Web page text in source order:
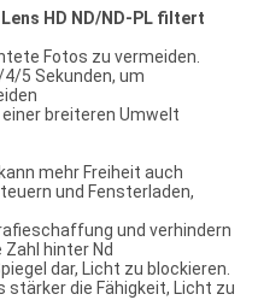
HD ND/ND-PL filtert
Fotos zu vermeiden.
5 Sekunden, um
breiteren Umwelt
mehr Freiheit auch
und Fensterladen,
und verhindern
hinter Nd
dar, Licht zu blockieren.
stärker die Fähigkeit, Licht zu